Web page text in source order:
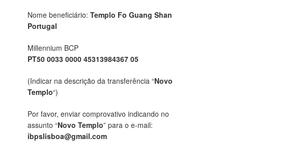
Nome beneficiário: Templo Fo Guang Shan
Portugal
Millennium BCP
PT50 0033 0000 45313984367 05
(Indicar na descrição da transferência “Novo
Templo“)
Por favor, enviar comprovativo indicando no
assunto “Novo Templo” para o e-mail:
ibpslisboa@gmail.com